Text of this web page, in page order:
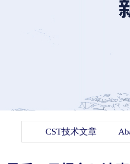
CST技术文章